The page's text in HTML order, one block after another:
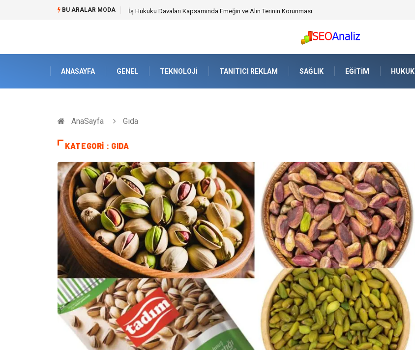
BU ARALAR MODA Best Security Software (En İyi Güvenlik Yazılımı) ile Uzaktan Çalışmada Ağ Güvenliğini Sağlamak
ANASAYFA GENEL TEKNOLOJI TANITICI REKLAM SAĞLIK EĞITIM HUKUK
AnaSayfa Gıda
KATEGORI : GIDA